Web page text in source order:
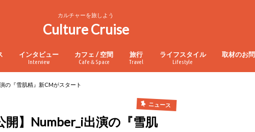
カルチャーを旅しよう
Culture Cruise
インタビュー
Interview
カフェ / 空間
Cafe＆Space
旅行
Travel
ライフスタイル
Lifestyle
取材のお
の『雪肌精』新CMがスタート
ニュース
開】Number_i出演の『雪肌